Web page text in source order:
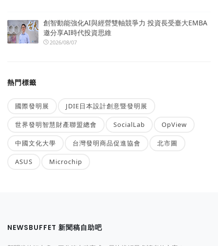
創智動能強化AI與經營雙軸競爭力 投資長受臺大EMBA
邀分享AI時代投資思維
2026/08/07
熱門標籤
國際發明展 JDIE日本設計創意暨發明展
世界發明智慧財產聯盟總會 SocialLab OpView
中國文化大學 台灣發明商品促進協會 北市圖
ASUS Microchip
NEWSBUFFET 新聞稿自助吧